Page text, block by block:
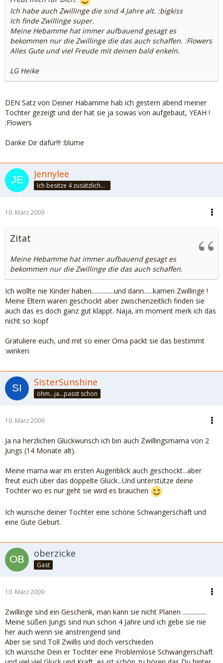
Ich habe auch Zwillinge die sind 4 Jahre alt. :bigkiss
Ich finde Zwillinge super.
Meine Hebamme hat immer aufbauend gesagt es
bekommen nur die Zwillinge die das auch schaffen. :Flowers
Alles Gute und viel Freude mit deinen bald enkeln.
LG Heike
DEN Satz von Deiner Habamme hab ich gestern abend meiner
Tochter gezeigt und der hat sie ja sowas von aufgebaut, YEAH !
:Flowers
Danke Dir dafür!!! :blume
Jennylee
Ich besitze 4 zusätzliche Sinne: Unsinn, Blödsinn, Schwachsinn & Wahnsinn
10. März 2009
Zitat
Meine Hebamme hat immer aufbauend gesagt es
bekommen nur die Zwillinge die das auch schaffen.
Ich wollte nie Kinder haben...............und dann......kamen Zwillinge !
Meine Eltern waren geschockt aber zwischenzeitlich finden sie
auch das es doch ganz gut klappt. Naja, im moment merk ich das
nicht so :kopf
Gratuliere euch, und mit so einer Oma packt sie das bestimmt
:winken:
SisterSunshine
öhm...ja...passt schon
10. März 2009
Ja na herzlichen Glückwunsch ich bin auch Zwillingsmama von 2
Jungs (14 Monate alt).
Meine mama war im ersten Augenblick auch geschockt...aber
freut euch über das doppelte Glück...Und unterstütze deine
Tochter wo es nur geht sie wird es brauchen
Ich wünsche deiner Tochter eine schöne Schwangerschaft und
eine Gute Geburt.
oberzicke
Gast
10. März 2009
Zwillinge sind ein Geschenk, man kann sie nicht Planen ................
Meine süßen Jungs sind nun schon 4 Jahre und ich gebe sie nie
her auch wenn sie anstrengend sind
Aber sie sind Toll Zwillis und doch verschieden
Ich wünsche Dein er Tochter eine Problemlose Schwangerschaft